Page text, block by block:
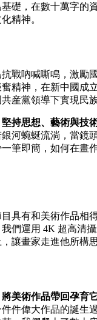
礎，在數十萬字的
精神。
吶喊嘶鳴，激勵國
精神，在新中國成
産黨領導下實現民
持思想、藝術與技
河蜿蜒流淌，當鏡
筆即簡，如何在畫
有和美術作品相得
們運用 4K 超高清
讓畫家走進他所構
美術作品帶回孕育
件偉大作品的誕生